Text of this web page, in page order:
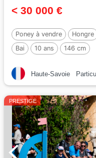
< 30 000 €
Poney à vendre Hongre
Bai
10 ans
146 cm
Haute-Savoie
PRESTIGE